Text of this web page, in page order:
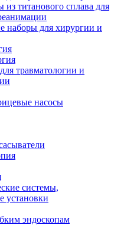
титанового сплава для
наборы для хирургии и
травматологии и
насосы
системы,
установки
эндоскопам